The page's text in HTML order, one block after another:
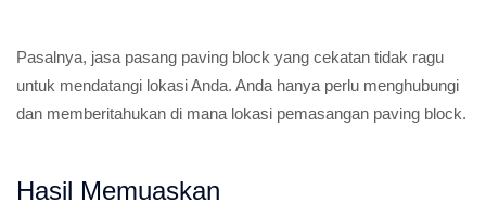
Pasalnya, jasa pasang paving block yang cekatan tidak ragu
untuk mendatangi lokasi Anda. Anda hanya perlu menghubungi
dan memberitahukan di mana lokasi pemasangan paving block.
Hasil Memuaskan